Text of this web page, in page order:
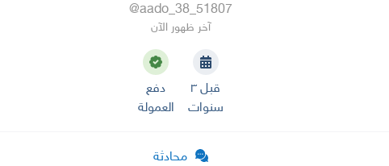
@aado_38_51807
آخر ظهور الآن
قبل ٣
سنوات
دفع
العمولة
محادثة